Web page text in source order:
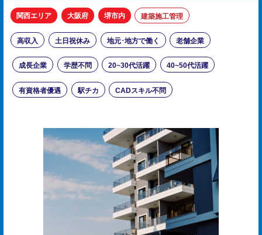
関西エリア 大阪府 堺市内 建築施工管理
高収入 土日祝休み 地元･地方で働く 老舗企業
成長企業 学歴不問 20~30代活躍 40~50代活躍
有資格者優遇 駅チカ CADスキル不問